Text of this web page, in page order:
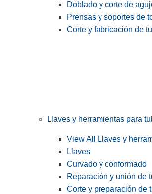
Doblado y corte de
Prensas y soportes de
Corte y fabricación de
Llaves y herramientas para
View All Llaves y
Llaves
Curvado y conformado
Reparación y unión de
Corte y preparación de